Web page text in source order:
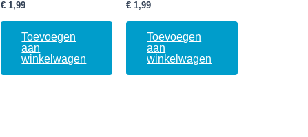
€ 1,99
Toevoegen
aan
winkelwagen
€ 1,99
Toevoegen
aan
winkelwagen